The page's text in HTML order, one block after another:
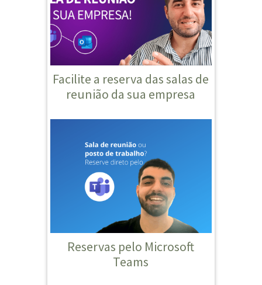
Facilite a reserva das salas de
reunião da sua empresa
Reservas pelo Microsoft
Teams